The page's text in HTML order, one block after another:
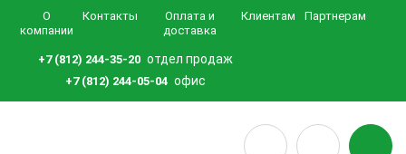
О
компании
Контакты
Оплата и
доставка
Клиентам Партнерам
+7 (812) 244-35-20 отдел продаж
+7 (812) 244-05-04 офис